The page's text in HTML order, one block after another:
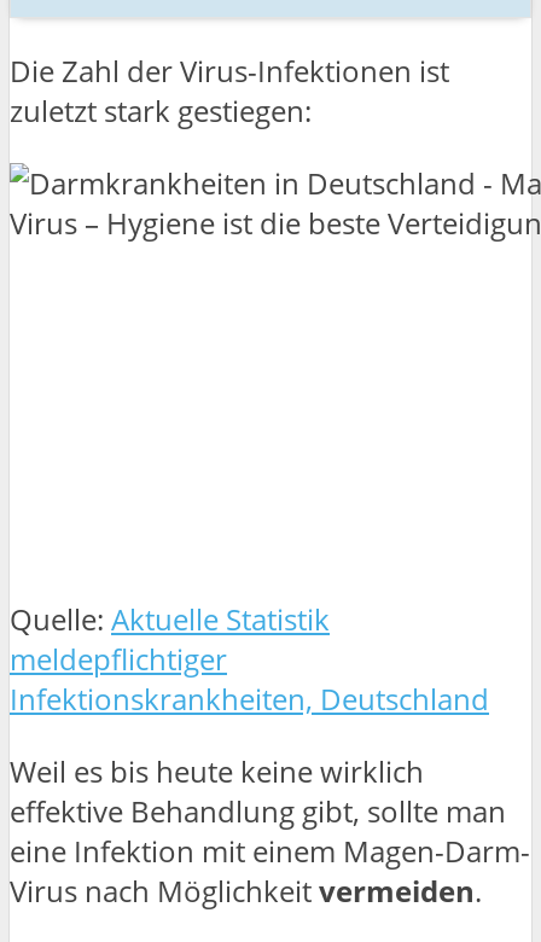
Die Zahl der Virus-Infektionen ist
zuletzt stark gestiegen:
Quelle: Aktuelle Statistik
meldepflichtiger
Infektionskrankheiten, Deutschland
Weil es bis heute keine wirklich
effektive Behandlung gibt, sollte man
eine Infektion mit einem Magen-Darm-
Virus nach Möglichkeitvermeiden.